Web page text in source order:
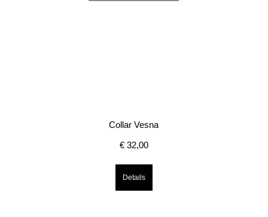
Collar Vesna
€32,00
Details